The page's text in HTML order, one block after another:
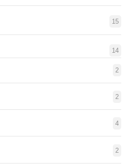
15
14
2
2
4
2